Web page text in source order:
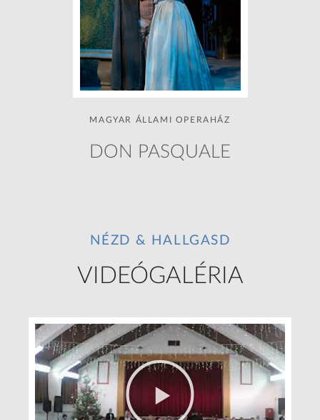
MAGYAR ÁLLAMI OPERAHÁZ
DON PASQUALE
NÉZD & HALLGASD
VIDEÓGALÉRIA